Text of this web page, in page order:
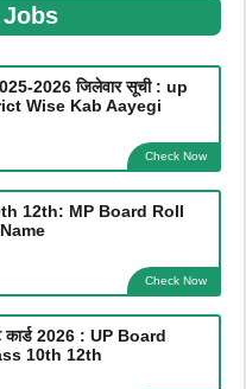
2026 जिलेवार सूची : up
Wise Kab Aayegi
Check Now
12th: MP Board Roll
Check Now
कार्ड 2026 : UP Board
10th 12th